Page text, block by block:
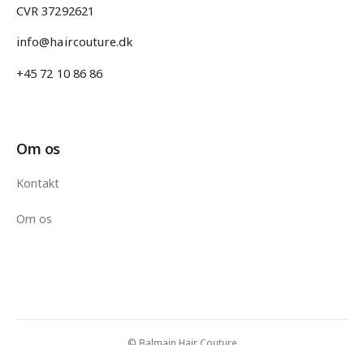
CVR 37292621
info@haircouture.dk
+45 72 10 86 86
Om os
Kontakt
Om os